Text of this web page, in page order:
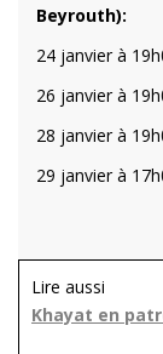
Beyrouth):
24 janvier à
26 janvier à
28 janvier à
29 janvier à
Lire aussi
Khayat en